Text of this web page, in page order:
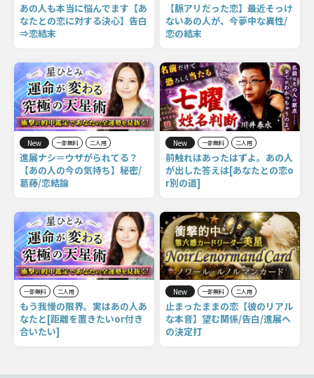
あの人も本当に悩んでます【あ
なたとの恋に対する決心】告白
⇒恋結末
【脈アリだった恋】最近そっけ
ないあの人が、今夢中な異性/
恋の結末
New 一部無料 二人用
進展ナシ＝ウザがられてる？
【あの人の今の気持ち】秘密/
葛藤/恋結論
New 一部無料 二人用
前触れはあったはずよ。あの人
が出した答えは[あなたとの恋o
r別の道]
一部無料 二人用
もう我慢の限界。実はあの人あ
なたと[距離を置きたいor付き
合いたい]
New 一部無料 二人用
止まったままの恋【彼のリアル
な本音】望む関係/告白/進展へ
の決定打